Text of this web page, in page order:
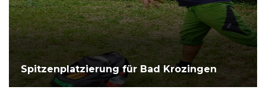
Spitzenplatzierung für Bad Krozingen